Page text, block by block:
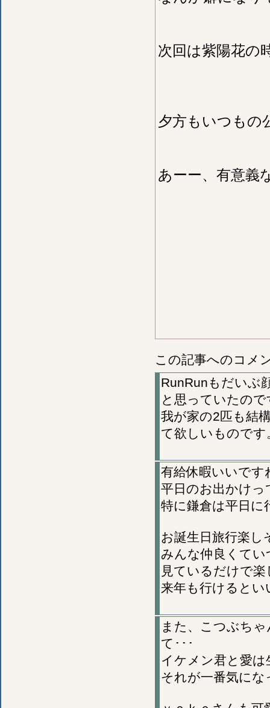
次回は紫陽花の
夕方もいつもの
あーー、有意義
この記事へのコメ
RunRunもだいぶ
と思っていたの
我が家の2匹も結
て欲しいものです
有給休暇いいです
平日のお出かけ
特に鎌倉は平日に
お誕生日旅行楽し
みんな仲良くてい
見ているだけで
来年も行けるとい
また、こつぶち
て･･･
イケメン君と愛
それが一番気にな